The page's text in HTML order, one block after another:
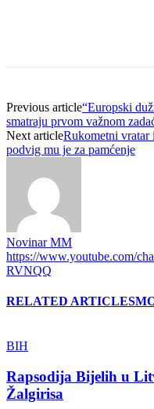
Previous article“Europski
smatraju prvom važnom
Next articleRukometni vratar
podvig mu je za pamćenje
Novinar MM
https://www.youtube.com/
RVNQQ
RELATED ARTICLES
BIH
Rapsodija Bijelih u
Žalgirisa